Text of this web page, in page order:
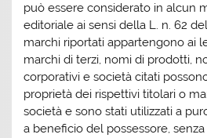
può essere considerato in alcun
editoriale ai sensi della L. n. 62
marchi riportati appartengono ai
marchi di terzi, nomi di prodotti,
corporativi e società citati
proprietà dei rispettivi titolari o
società e sono stati utilizzati a
a beneficio del possessore,